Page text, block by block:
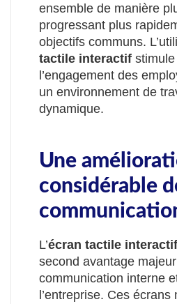
ensemble de manière
progressant plus
objectifs communs.
tactile interactif
l’engagement des
un environnement de
dynamique.
Une
considérable
L’écran tactile interactif
second avantage
communication interne
l’entreprise. Ces écrans